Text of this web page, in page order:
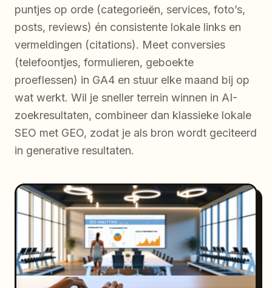
puntjes op orde (categorieën, services, foto’s,
posts, reviews) én consistente lokale links en
vermeldingen (citations). Meet conversies
(telefoontjes, formulieren, geboekte
proeflessen) in GA4 en stuur elke maand bij op
wat werkt. Wil je sneller terrein winnen in AI-
zoekresultaten, combineer dan klassieke lokale
SEO met GEO, zodat je als bron wordt geciteerd
in generative resultaten.